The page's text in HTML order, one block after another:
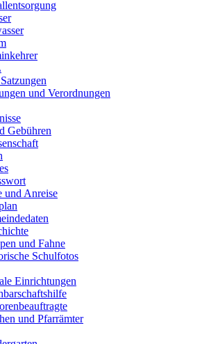
und Verordnungen
Gebühren
und Anreise
und Fahne
Schulfotos
Einrichtungen
und Pfarrämter